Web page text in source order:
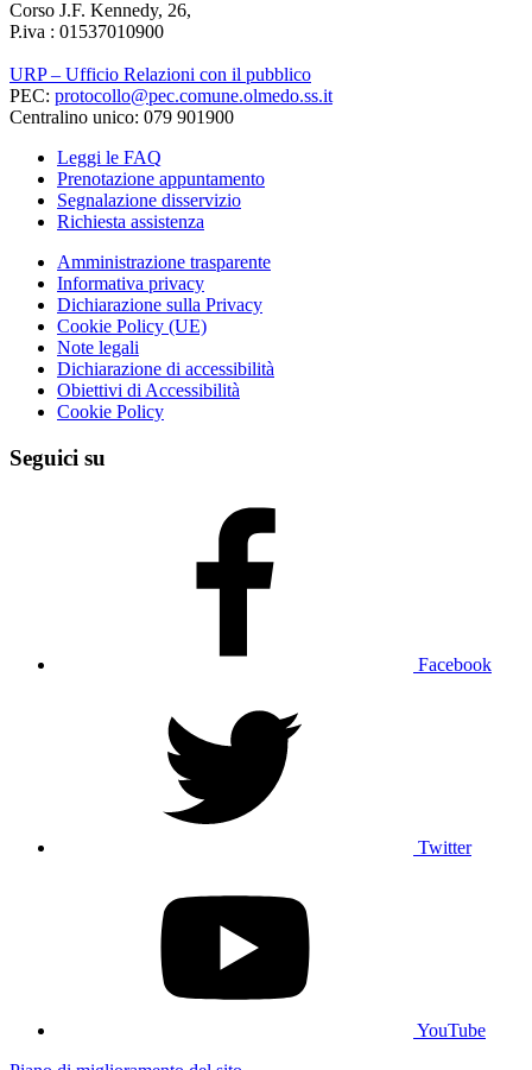
Corso J.F. Kennedy, 26,
P.iva : 01537010900
URP – Ufficio Relazioni con il pubblico
PEC: protocollo@pec.comune.olmedo.ss.it
Centralino unico: 079 901900
Leggi le FAQ
Prenotazione appuntamento
Segnalazione disservizio
Richiesta assistenza
Amministrazione trasparente
Informativa privacy
Dichiarazione sulla Privacy
Cookie Policy (UE)
Note legali
Dichiarazione di accessibilità
Obiettivi di Accessibilità
Cookie Policy
Seguici su
Facebook
Twitter
YouTube